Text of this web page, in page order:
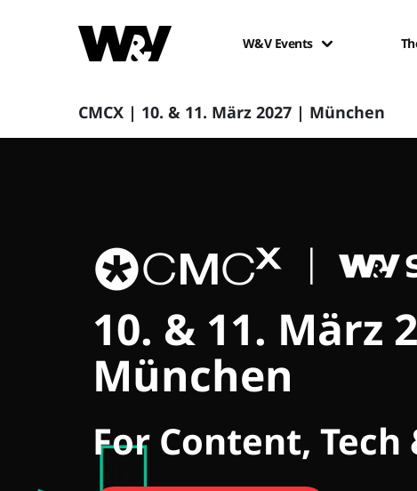
W&V Events
CMCX | 10. & 11. März 2027 | München
CMCX
10. & 11. März
München
For Content,